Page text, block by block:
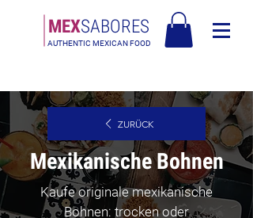
MEXSABORES
AUTHENTIC MEXICAN FOOD
ZURÜCK
Mexikanische Bohnen
Kaufe originale mexikanische
Bohnen: trocken oder